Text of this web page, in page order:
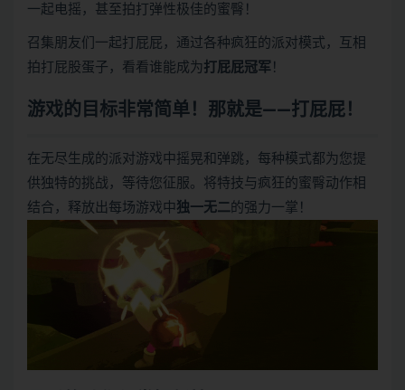
一起电摇，甚至拍打弹性极佳的蜜臀！
召集朋友们一起打屁屁，通过各种疯狂的派对模式，互相
拍打屁股蛋子，看看谁能成为 打屁屁冠军 ！
游戏的目标非常简单！那就是——打屁屁！
在无尽生成的派对游戏中摇晃和弹跳，每种模式都为您提
供独特的挑战，等待您征服。将特技与疯狂的蜜臀动作相
结合，释放出每场游戏中 独一无二的强力一掌！